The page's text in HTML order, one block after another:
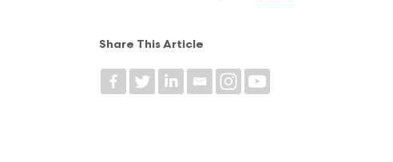
Share This Article